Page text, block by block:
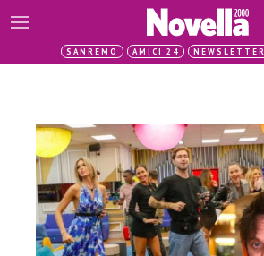
SANREMO AMICI 24 NEWSLETTER